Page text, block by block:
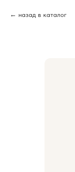
назад в каталог